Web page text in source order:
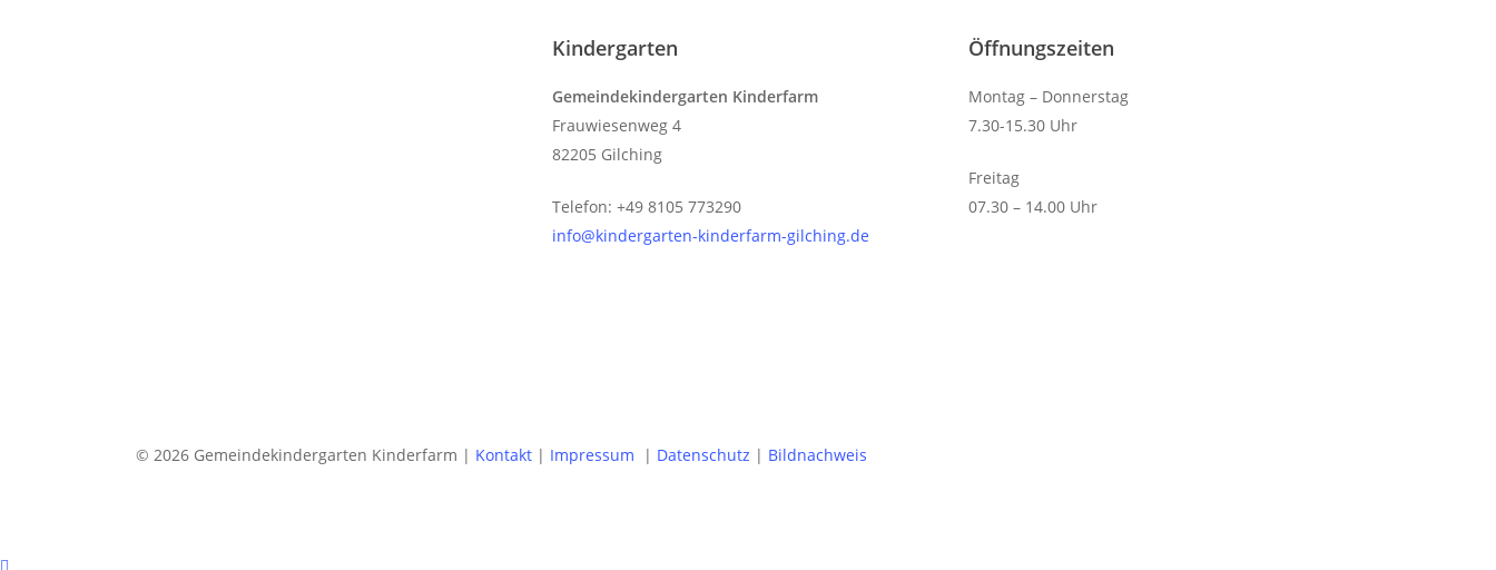
Kindergarten
Gemeindekindergarten Kinderfarm
Frauwiesenweg 4
82205 Gilching
Telefon: +49 8105 773290
info@kindergarten-kinderfarm-gilching.de
Öffnungszeiten
Montag – Donnerstag
7.30-15.30 Uhr
Freitag
07.30 – 14.00 Uhr
© 2026 Gemeindekindergarten Kinderfarm | Kontakt | Impressum | Datenschutz | Bildnachweis